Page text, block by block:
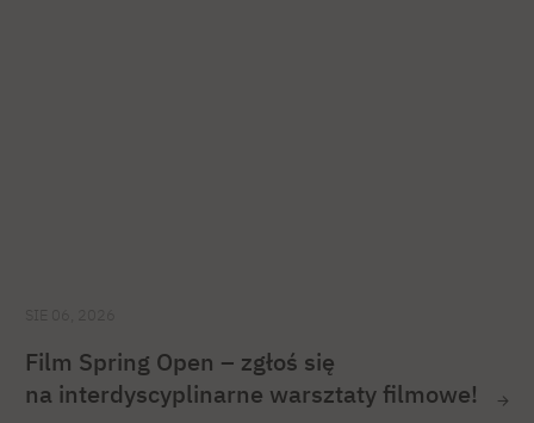
Film Spring Open – zgłoś się
na interdyscyplinarne warsztaty filmowe!